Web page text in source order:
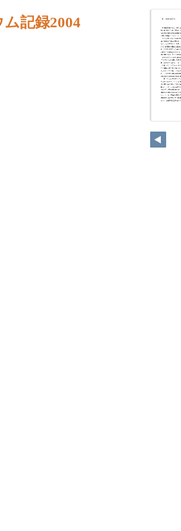
ム記録2004